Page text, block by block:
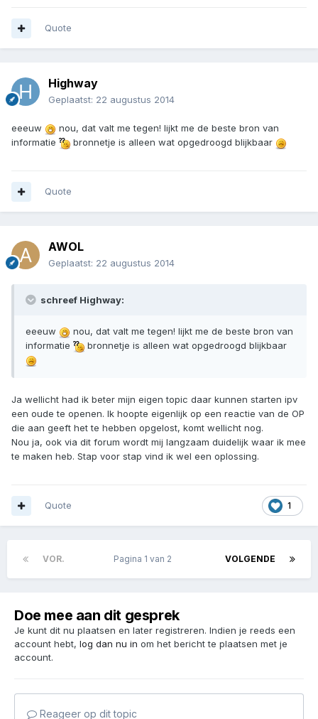
Quote
Highway
Geplaatst: 22 augustus 2014
eeeuw
nou, dat valt me tegen! lijkt me de beste bron van
informatie
bronnetje is alleen wat opgedroogd blijkbaar
Quote
AWOL
Geplaatst: 22 augustus 2014
schreef Highway:
eeeuw
nou, dat valt me tegen! lijkt me de beste bron van
informatie
bronnetje is alleen wat opgedroogd blijkbaar
Ja wellicht had ik beter mijn eigen topic daar kunnen starten ipv
een oude te openen. Ik hoopte eigenlijk op een reactie van de OP
die aan geeft het te hebben opgelost, komt wellicht nog.
Nou ja, ook via dit forum wordt mij langzaam duidelijk waar ik mee
te maken heb. Stap voor stap vind ik wel een oplossing.
1
Quote
VOR. VOLGENDE
Pagina 1 van 2
Doe mee aan dit gesprek
Je kunt dit nu plaatsen en later registreren. Indien je reeds een
account hebt, log dan nu in om het bericht te plaatsen met je
account.
Reageer op dit topic